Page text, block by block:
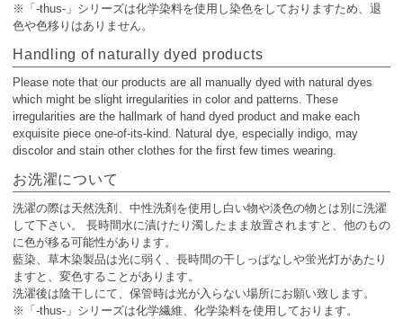
※「-thus-」シリーズは化学染料を使用し染色をしておりますため、退
色や色移りはありません。
Handling of naturally dyed products
Please note that our products are all manually dyed with natural dyes
which might be slight irregularities in color and patterns. These
irregularities are the hallmark of hand dyed product and make each
exquisite piece one-of-its-kind. Natural dye, especially indigo, may
discolor and stain other clothes for the first few times wearing.
お洗濯について
洗濯の際は天然洗剤、中性洗剤を使用し白い物や淡色の物とは別に洗濯
して下さい。 長時間水に漬けたり濁したまま放置されますと、他のもの
に色が移る可能性があります。
藍染、草木染製品は光に弱く、長時間の干しっぱなしや蛍光灯があたり
ますと、変色することがあります。
洗濯後は陰干しにて、保管時は光が入らない場所にお願い致します。
※「-thus-」シリーズは化学繊維、化学染料を使用しております。